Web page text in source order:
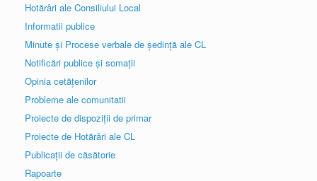
Hotărâri ale Consiliului Local
Informatii publice
Minute și Procese verbale de ședință ale CL
Notificări publice și somații
Opinia cetățenilor
Probleme ale comunitatii
Proiecte de dispoziții de primar
Proiecte de Hotărâri ale CL
Publicații de căsătorie
Rapoarte